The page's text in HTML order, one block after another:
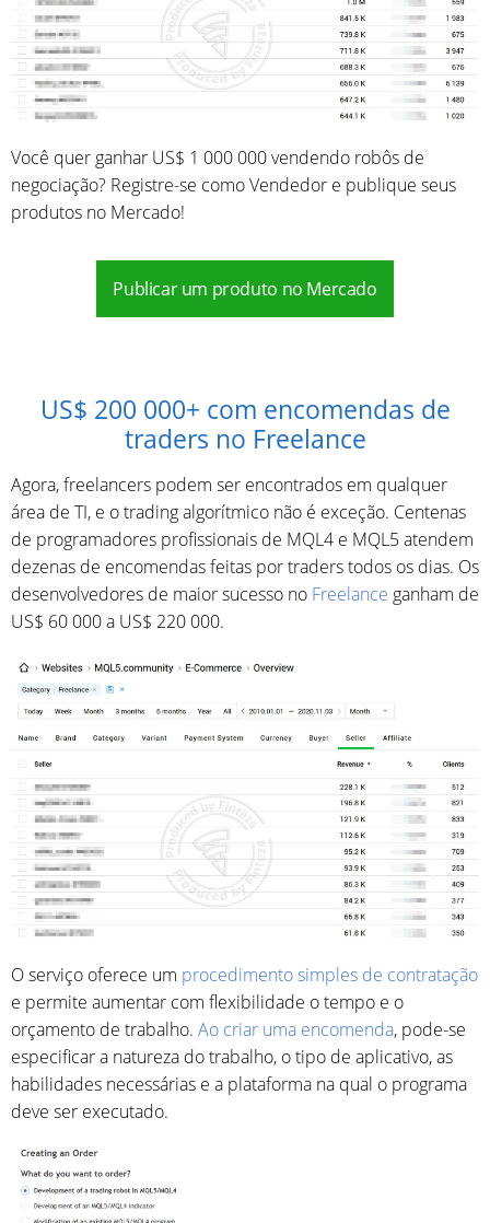
Você quer ganhar US$ 1 000 000 vendendo robôs de
negociação? Registre-se como Vendedor e publique seus
produtos no Mercado!
Publicar um produto no Mercado
US$ 200 000+ com encomendas de
traders no Freelance
Agora, freelancers podem ser encontrados em qualquer
área de TI, e o trading algorítmico não é exceção. Centenas
de programadores profissionais de MQL4 e MQL5 atendem
dezenas de encomendas feitas por traders todos os dias. Os
desenvolvedores de maior sucesso no Freelance ganham de
US$ 60 000 a US$ 220 000.
O serviço oferece um procedimento simples de contratação
e permite aumentar com flexibilidade o tempo e o
orçamento de trabalho. Ao criar uma encomenda, pode-se
especificar a natureza do trabalho, o tipo de aplicativo, as
habilidades necessárias e a plataforma na qual o programa
deve ser executado.